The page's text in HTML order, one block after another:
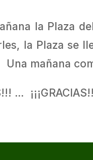
la Plaza
la Plaza se
mañana
…